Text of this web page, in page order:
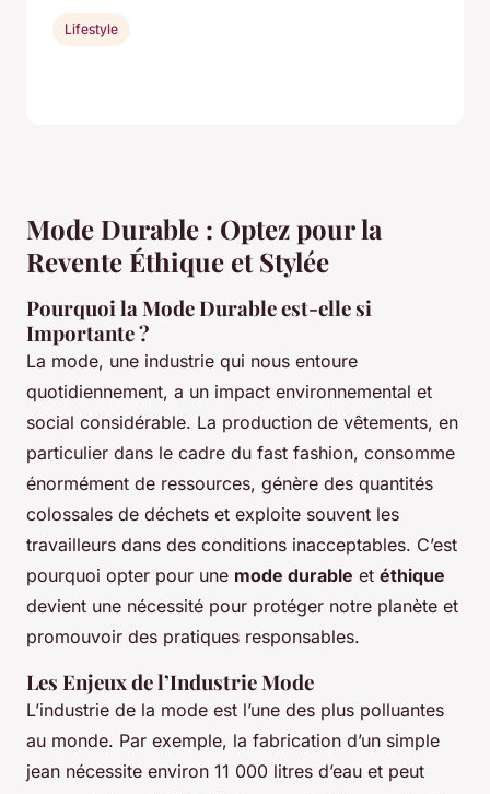
Mode Durable : Optez pour la
Revente Éthique et Stylée
Pourquoi la Mode Durable est-elle si
Importante ?
La mode, une industrie qui nous entoure
quotidiennement, a un impact environnemental et
social considérable. La production de vêtements, en
particulier dans le cadre du fast fashion, consomme
énormément de ressources, génère des quantités
colossales de déchets et exploite souvent les
travailleurs dans des conditions inacceptables. C’est
pourquoi opter pour une mode durable et éthique
devient une nécessité pour protéger notre planète et
promouvoir des pratiques responsables.
Les Enjeux de l’Industrie Mode
L’industrie de la mode est l’une des plus polluantes
au monde. Par exemple, la fabrication d’un simple
jean nécessite environ 11 000 litres d’eau et peut
Lifestyle